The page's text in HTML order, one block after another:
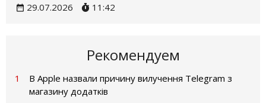
29.07.2026
11:42
Рекомендуем
1
В Apple назвали причину вилучення Telegram з
магазину додатків